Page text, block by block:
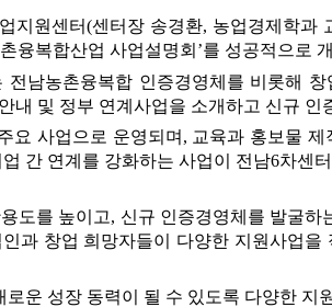
지원센터(센터장 송경환, 농업경제학과
융복합산업 사업설명회 ’를 성공적으로
전남농촌융복합 인증경영체를 비롯해 창
내 및 정부 연계사업을 소개하고 신규 인
요 사업으로 운영되며 , 교육과 홍보물 제
간 연계를 강화하는 사업이 전남6차센
도를 높이고, 신규 인증경영체를 발굴하
과 창업 희망자들이 다양한 지원사업을
운 성장 동력이 될 수 있도록 다양한 지